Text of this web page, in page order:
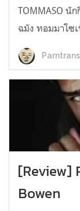
TOMMASO นั
ฉมัง ทอมมาโซ
[Review]
Bowen